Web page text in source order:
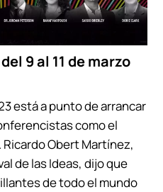
9 al 11 de marzo
está a punto de arrancar
como el
Obert Martínez,
de las Ideas, dijo que
de todo el mundo